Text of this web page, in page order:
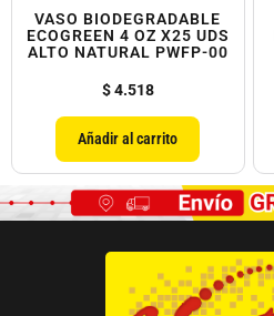
VASO BIODEGRADABLE
ECOGREEN 4 OZ X25 UDS
ALTO NATURAL PWFP-00
$4.518
Añadir al carrito